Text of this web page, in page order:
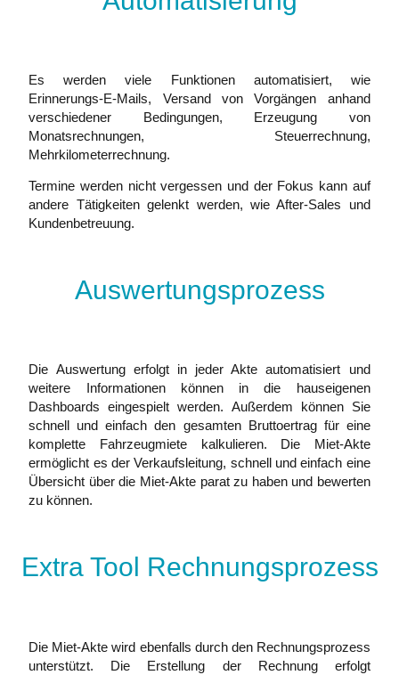
Es werden viele Funktionen automatisiert, wie
Erinnerungs-E-Mails, Versand von Vorgängen anhand
verschiedener Bedingungen, Erzeugung von
Monatsrechnungen, Steuerrechnung,
Mehrkilometerrechnung.
Termine werden nicht vergessen und der Fokus kann auf
andere Tätigkeiten gelenkt werden, wie After-Sales und
Kundenbetreuung.
Auswertungsprozess
Die Auswertung erfolgt in jeder Akte automatisiert und
weitere Informationen können in die hauseigenen
Dashboards eingespielt werden. Außerdem können Sie
schnell und einfach den gesamten Bruttoertrag für eine
komplette Fahrzeugmiete kalkulieren. Die Miet-Akte
ermöglicht es der Verkaufsleitung, schnell und einfach eine
Übersicht über die Miet-Akte parat zu haben und bewerten
zu können.
Extra Tool Rechnungsprozess
Die Miet-Akte wird ebenfalls durch den Rechnungsprozess
unterstützt. Die Erstellung der Rechnung erfolgt